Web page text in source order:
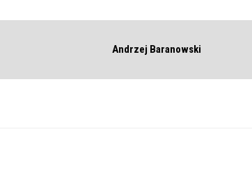
Andrzej Baranowski